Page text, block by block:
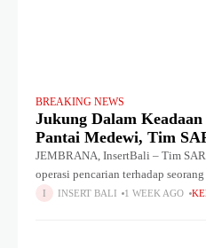
BREAKING NEWS
Jukung Dalam
Pantai Medewi, Tim
JEMBRANA, InsertBali – Tim
operasi pencarian terhadap
diduga terjatuh saat melaut di
INSERT BALI 1 WEEK AGO